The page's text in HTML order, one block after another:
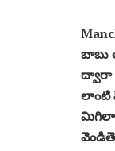
బాబు
ద్వారా
లాంటి